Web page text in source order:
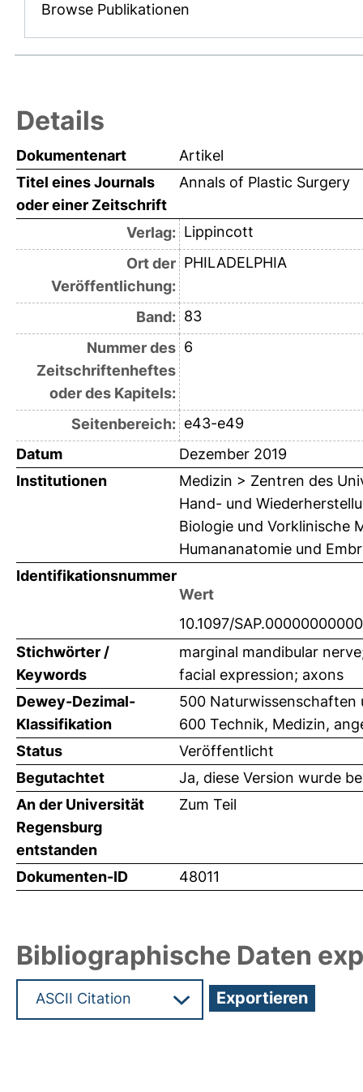
Browse Publikationen
Details
Dokumentenart
Artikel
Titel eines Journals
oder einer Zeitschrift
Annals of Plastic Surgery
Verlag: Lippincott
Ort der
Veröffentlichung:
PHILADELPHIA
Band: 83
Nummer des
Zeitschriftenheftes
oder des Kapitels:
6
Seitenbereich: e43-e49
Datum
Dezember 2019
Institutionen
Medizin > Zentren des
Hand- und
Biologie und Vorklinische
Humananatomie und
Identifikationsnummer
Wert
10.1097/
Stichwörter /
Keywords
marginal mandibular
facial expression; axons
Dewey-Dezimal-
Klassifikation
500 Naturwissenschaften
600 Technik, Medizin,
Status
Veröffentlicht
Begutachtet
Ja, diese Version wurde
An der Universität
Regensburg
entstanden
Zum Teil
Dokumenten-ID 48011
Bibliographische Daten